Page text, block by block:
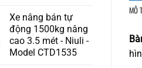
Xe nâng bán tự
động 1500kg nâng
cao 3.5 mét - Niuli -
Model CTD1535
MÔ